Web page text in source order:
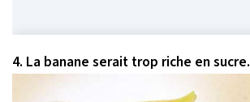
4. La banane serait trop riche en sucre.